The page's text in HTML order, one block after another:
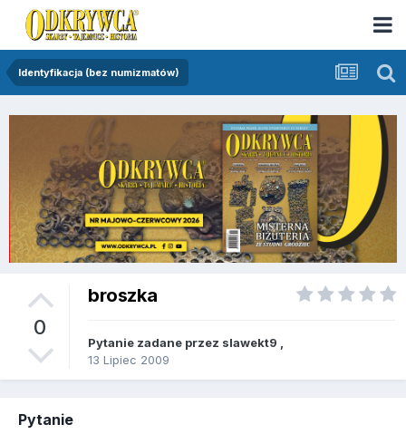
Identyfikacja (bez numizmatów)
0
broszka
Pytanie zadane przez slawekt9
13 Lipiec 2009
Pytanie